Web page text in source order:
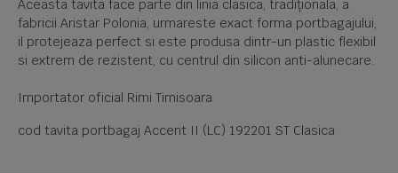
Aceasta tavita face parte din linia clasica, tradiționala, a
fabricii Aristar Polonia, urmareste exact forma portbagajului,
il protejeaza perfect si este produsa dintr-un plastic flexibil
si extrem de rezistent, cu centrul din silicon anti-alunecare.
Importator oficial Rimi Timisoara
cod tavita portbagaj Accent II (LC) 192201 ST Clasica